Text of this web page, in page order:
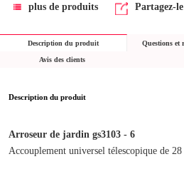
plus de produits Partagez-le
Description du produit Questions et
Avis des clients
Description du produit
Arroseur de jardin gs3103 - 6
Accouplement universel télescopique de 28